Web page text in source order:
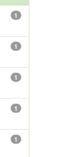
1
1
1
1
1